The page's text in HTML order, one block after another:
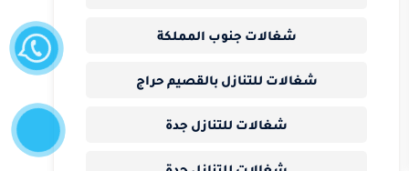
شغالات جنوب المملكة
شغالات للتنازل بالقصيم حراج
شغالات للتنازل جدة
الآن